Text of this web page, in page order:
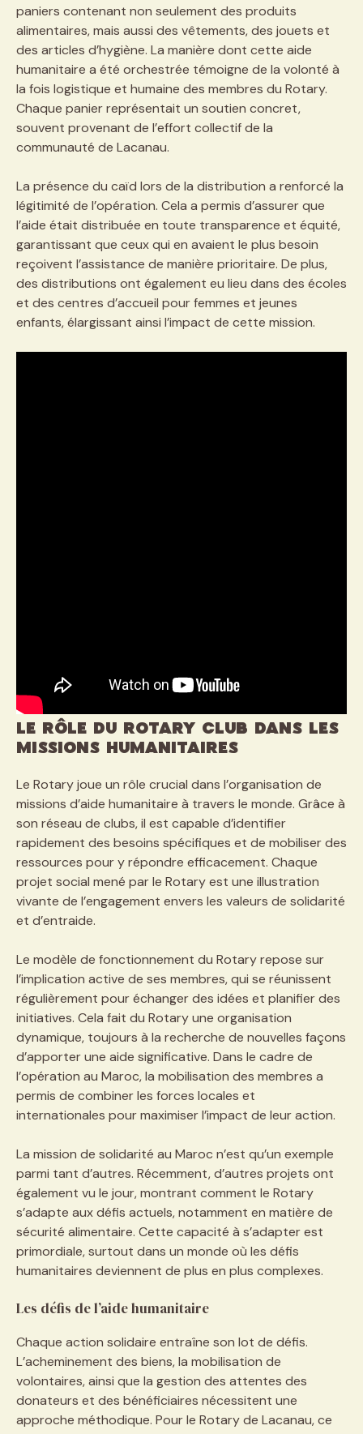
paniers contenant non seulement des produits
alimentaires, mais aussi des vêtements, des jouets et
des articles d’hygiène. La manière dont cette aide
humanitaire a été orchestrée témoigne de la volonté à
la fois logistique et humaine des membres du Rotary.
Chaque panier représentait un soutien concret,
souvent provenant de l’effort collectif de la
communauté de Lacanau.
La présence du caïd lors de la distribution a renforcé la
légitimité de l’opération. Cela a permis d’assurer que
l’aide était distribuée en toute transparence et équité,
garantissant que ceux qui en avaient le plus besoin
reçoivent l’assistance de manière prioritaire. De plus,
des distributions ont également eu lieu dans des écoles
et des centres d’accueil pour femmes et jeunes
enfants, élargissant ainsi l’impact de cette mission.
Le rôle du Rotary Club dans les
missions humanitaires
Le Rotary joue un rôle crucial dans l’organisation de
missions d’aide humanitaire à travers le monde. Grâce à
son réseau de clubs, il est capable d’identifier
rapidement des besoins spécifiques et de mobiliser des
ressources pour y répondre efficacement. Chaque
projet social mené par le Rotary est une illustration
vivante de l’engagement envers les valeurs de solidarité
et d’entraide.
Le modèle de fonctionnement du Rotary repose sur
l’implication active de ses membres, qui se réunissent
régulièrement pour échanger des idées et planifier des
initiatives. Cela fait du Rotary une organisation
dynamique, toujours à la recherche de nouvelles façons
d’apporter une aide significative. Dans le cadre de
l’opération au Maroc, la mobilisation des membres a
permis de combiner les forces locales et
internationales pour maximiser l’impact de leur action.
La mission de solidarité au Maroc n’est qu’un exemple
parmi tant d’autres. Récemment, d’autres projets ont
également vu le jour, montrant comment le Rotary
s’adapte aux défis actuels, notamment en matière de
sécurité alimentaire. Cette capacité à s’adapter est
primordiale, surtout dans un monde où les défis
humanitaires deviennent de plus en plus complexes.
Les défis de l’aide humanitaire
Chaque action solidaire entraîne son lot de défis.
L’acheminement des biens, la mobilisation de
volontaires, ainsi que la gestion des attentes des
donateurs et des bénéficiaires nécessitent une
approche méthodique. Pour le Rotary de Lacanau, ce